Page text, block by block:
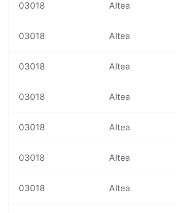
03018 Altea
03018 Altea
03018 Altea
03018 Altea
03018 Altea
03018 Altea
03018 Altea